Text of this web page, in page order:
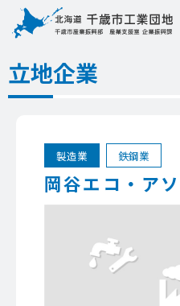
立地企業
製造業 鉄鋼業
岡谷エコ・ア